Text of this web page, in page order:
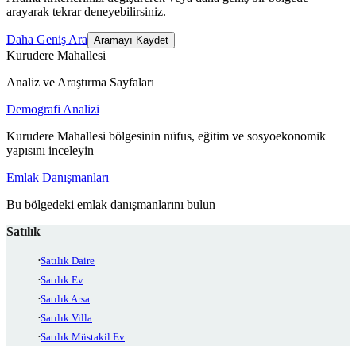
arayarak tekrar deneyebilirsiniz.
Daha Geniş Ara Aramayı Kaydet
Kurudere Mahallesi
Analiz ve Araştırma Sayfaları
Demografi Analizi
Kurudere Mahallesi bölgesinin nüfus, eğitim ve sosyoekonomik
yapısını inceleyin
Emlak Danışmanları
Bu bölgedeki emlak danışmanlarını bulun
Satılık
Satılık Daire
Satılık Ev
Satılık Arsa
Satılık Villa
Satılık Müstakil Ev